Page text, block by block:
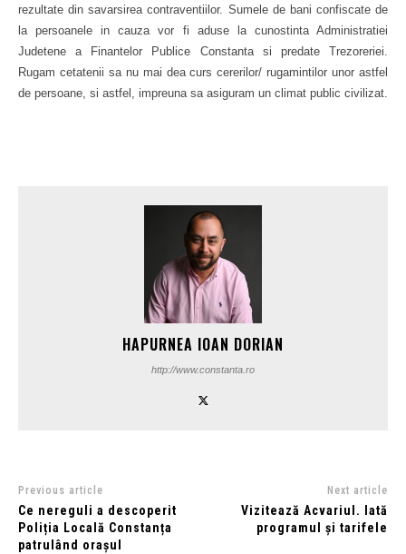
rezultate din savarsirea contraventiilor. Sumele de bani confiscate de
la persoanele in cauza vor fi aduse la cunostinta Administratiei
Judetene a Finantelor Publice Constanta si predate Trezoreriei.
Rugam cetatenii sa nu mai dea curs cererilor/ rugamintilor unor astfel
de persoane, si astfel, impreuna sa asiguram un climat public civilizat.
HAPURNEA IOAN DORIAN
http://www.constanta.ro
Previous article
Ce nereguli a descoperit
Poliția Locală Constanța
patrulând orașul
Next article
Vizitează Acvariul. Iată
programul și tarifele